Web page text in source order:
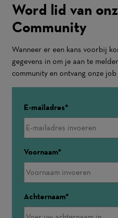
Word lid van
Community
Wanneer er een kans voorbij
gegevens in om je aan te
community en ontvang onze
E-mailadres
Voornaam
Achternaam